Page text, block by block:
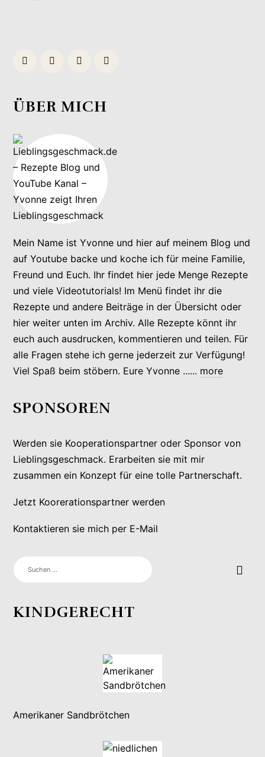
ÜBER MICH
Mein Name ist Yvonne und hier auf meinem Blog und
auf Youtube backe und koche ich für meine Familie,
Freund und Euch. Ihr findet hier jede Menge Rezepte
und viele Videotutorials! Im Menü findet ihr die
Rezepte und andere Beiträge in der Übersicht oder
hier weiter unten im Archiv. Alle Rezepte könnt ihr
euch auch ausdrucken, kommentieren und teilen. Für
alle Fragen stehe ich gerne jederzeit zur Verfügung!
Viel Spaß beim stöbern. Eure Yvonne ...... more
SPONSOREN
Werden sie Kooperationspartner oder Sponsor von
Lieblingsgeschmack. Erarbeiten sie mit mir
zusammen ein Konzept für eine tolle Partnerschaft.
Jetzt Koorerationspartner werden
Kontaktieren sie mich per E-Mail
SUCHEN
NACH:
KINDGERECHT
Amerikaner Sandbrötchen